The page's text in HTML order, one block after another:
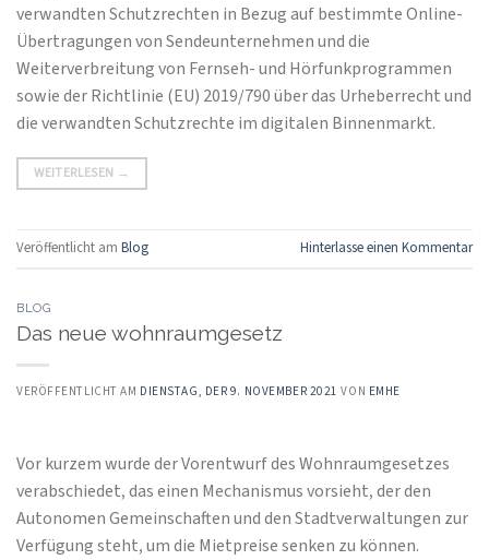
verwandten Schutzrechten in Bezug auf bestimmte Online-
Übertragungen von Sendeunternehmen und die
Weiterverbreitung von Fernseh- und Hörfunkprogrammen
sowie der Richtlinie (EU) 2019/790 über das Urheberrecht und
die verwandten Schutzrechte im digitalen Binnenmarkt.
WEITERLESEN →
Veröffentlicht am Blog Hinterlasse einen Kommentar
BLOG
Das neue wohnraumgesetz
VERÖFFENTLICHT AM DIENSTAG, DER 9. NOVEMBER 2021 VON EMHE
Vor kurzem wurde der Vorentwurf des Wohnraumgesetzes
verabschiedet, das einen Mechanismus vorsieht, der den
Autonomen Gemeinschaften und den Stadtverwaltungen zur
Verfügung steht, um die Mietpreise senken zu können.